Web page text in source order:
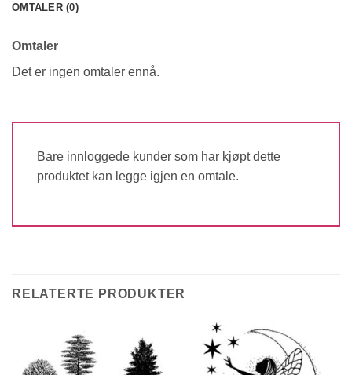
OMTALER (0)
Omtaler
Det er ingen omtaler ennå.
Bare innloggede kunder som har kjøpt dette
produktet kan legge igjen en omtale.
RELATERTE PRODUKTER